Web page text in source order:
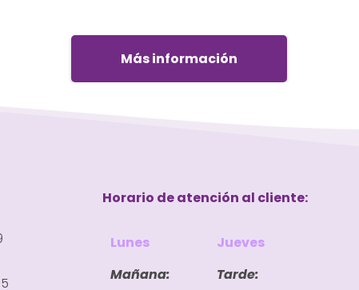
Más información
Horario de atención al cliente:
Lunes
Mañana:
Jueves
Tarde: